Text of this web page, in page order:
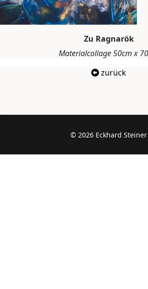
Zu Ragnarök
Materialcollage 50cm x
zurück
© 2026 Eckhard Steiner